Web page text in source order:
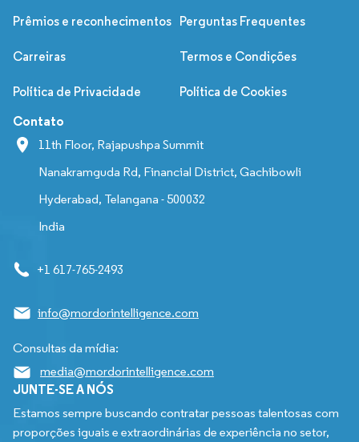
Prêmios e reconhecimentos Perguntas Frequentes
Carreiras Termos e Condições
Política de Privacidade Política de Cookies
Contato
11th Floor, Rajapushpa Summit
Nanakramguda Rd, Financial District, Gachibowli
Hyderabad, Telangana - 500032
India
+1 617-765-2493
info@mordorintelligence.com
Consultas da mídia:
media@mordorintelligence.com
JUNTE-SE A NÓS
Estamos sempre buscando contratar pessoas talentosas com
proporções iguais e extraordinárias de experiência no setor,